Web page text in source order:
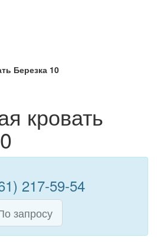
Березка 10
кровать
217-59-54
запросу